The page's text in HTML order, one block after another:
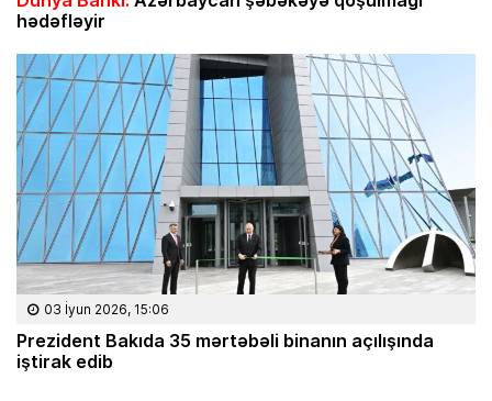
hədəfləyir
03 İyun 2026, 15:06
Prezident Bakıda 35 mərtəbəli binanın açılışında
iştirak edib